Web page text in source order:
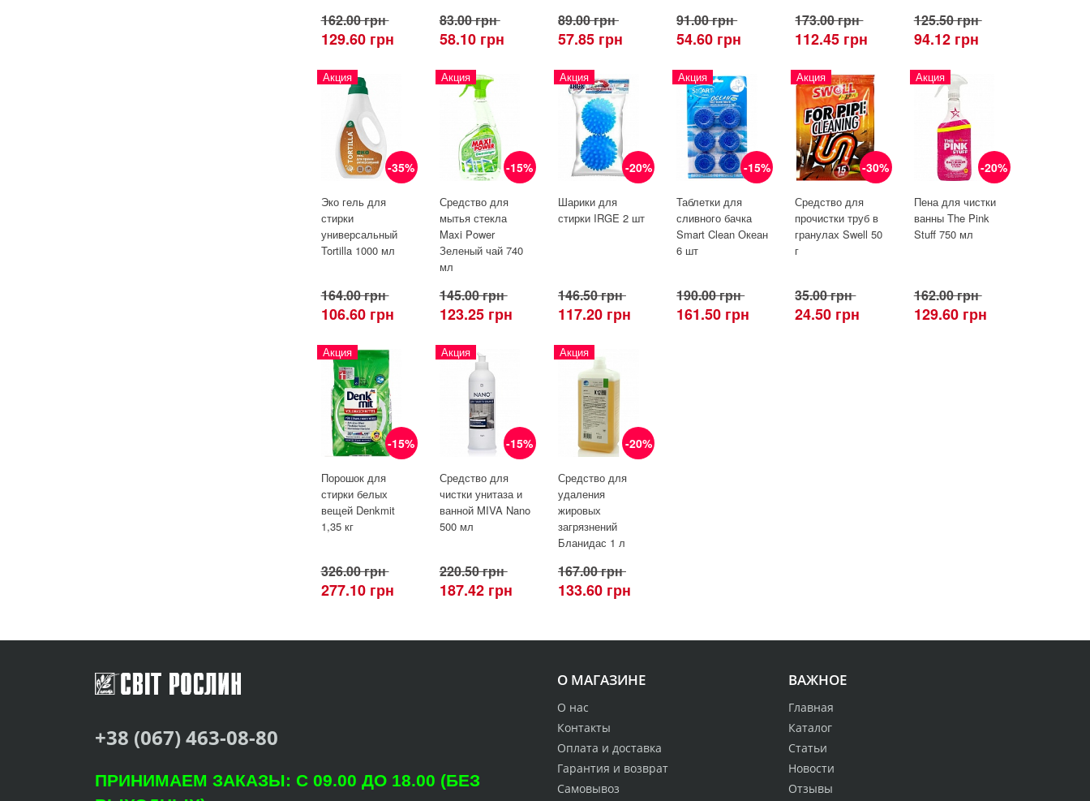
162.00 грн
129.60 грн
83.00 грн
58.10 грн
89.00 грн
57.85 грн
91.00 грн
54.60 грн
173.00 грн
112.45 грн
125.50 грн
94.12 грн
-35%
Акция
Эко гель для
стирки
универсальный
Tortilla 1000 мл
164.00 грн
106.60 грн
-15%
Акция
Средство для
мытья стекла
Maxi Power
Зеленый чай 740
мл
145.00 грн
123.25 грн
-20%
Акция
Шарики для
стирки IRGE 2 шт
146.50 грн
117.20 грн
-15%
Акция
Таблетки для
сливного бачка
Smart Clean Океан
6 шт
190.00 грн
161.50 грн
-30%
Акция
Средство для
прочистки труб в
гранулах Swell 50
г
35.00 грн
24.50 грн
-20%
Акция
Пена для чистки
ванны The Pink
Stuff 750 мл
162.00 грн
129.60 грн
-15%
Акция
Порошок для
стирки белых
вещей Denkmit
1,35 кг
326.00 грн
277.10 грн
-15%
Акция
Средство для
чистки унитаза и
ванной MIVA Nano
500 мл
220.50 грн
187.42 грн
-20%
Акция
Средство для
удаления
жировых
загрязнений
Бланидас 1 л
167.00 грн
133.60 грн
О МАГАЗИНЕ
О нас
Контакты
Оплата и доставка
Гарантия и возврат
Самовывоз
ВАЖНОЕ
Главная
Каталог
Статьи
Новости
Отзывы
+38 (067) 463-08-80
ПРИНИМАЕМ ЗАКАЗЫ: С 09.00 ДО 18.00 (БЕЗ